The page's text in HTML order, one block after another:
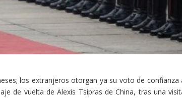
los extranjeros otorgan ya su voto de confianza
de vuelta de Alexis Tsipras de China, tras una